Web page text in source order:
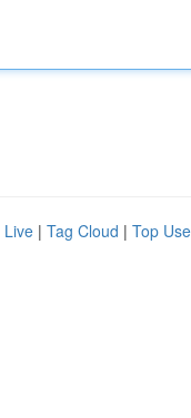
Live | Tag Cloud | Top